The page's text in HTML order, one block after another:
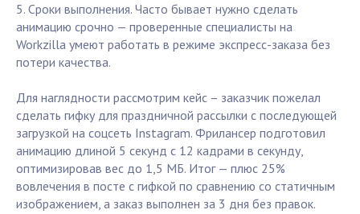
5. Сроки выполнения. Часто бывает нужно сделать
анимацию срочно — проверенные специалисты на
Workzilla умеют работать в режиме экспресс-заказа без
потери качества.
Для наглядности рассмотрим кейс – заказчик пожелал
сделать гифку для праздничной рассылки с последующей
загрузкой на соцсеть Instagram. Фрилансер подготовил
анимацию длиной 5 секунд с 12 кадрами в секунду,
оптимизировав вес до 1,5 МБ. Итог — плюс 25%
вовлечения в посте с гифкой по сравнению со статичным
изображением, а заказ выполнен за 3 дня без правок.